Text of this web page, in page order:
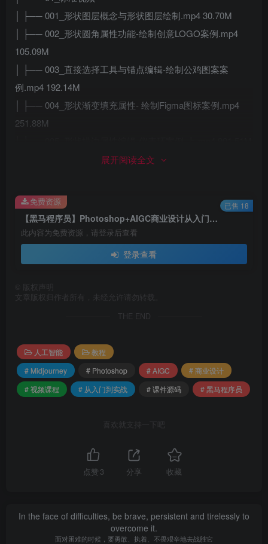
│ ├── 001_形状图层概念与形状图层绘制.mp4 30.70M
│ ├── 002_形状圆角属性功能-绘制创意LOGO案例.mp4
105.09M
│ ├── 003_直接选择工具与锚点编辑-绘制公鸡图案案
例.mp4 192.14M
│ ├── 004_形状渐变填充属性- 绘制Figma图标案例.mp4
251.88M
│ ├── 006_PS变换再制功能-仪表环案例-下.mp4 193.73M
│ ├── 008_综合案例-音乐软件界面临摹-上.mp4 506.66M
│ └── 009_综合案例-音乐软件界面临摹-下.mp4 137.47M
├──第04章 展会物料设计+文字与画笔
│ └── 01_标准视频
│ ├── 001_文字工具输入及字体属性修改-字体下载与安
装.mp4 288.66M
│ ├── 002_文字工具-新年快乐文字排版案例.mp4 320.57M
│ ├── 003_路径文字工具-复古餐饮logo案例.mp4 272.27M
220.52M
│ ├── 005_剪切蒙板功能应用-音乐节门票案例.mp4
476.44M
│ ├── 007_画笔工具-吹风产品卖点可视化效果.mp4
│ ├── 008_自定义画笔功能-科技变换线案例.mp4 525.15M
├──第05章 体育赛事海报设计+图像调色与混合模式
│ ├── 01_标准视频
展开阅读全文
【黑马程序员】Photoshop+AIGC商业设计从入门到实战 视频课程+课件源码 免费下载
此内容为免费资源，请登录后查看
登录查看
免费资源 已售 18
版权声明
文章版权归作者所有，未经允许请勿转载。
THE END
人工智能
教程
# Midjourney
# Photoshop # AIGC
# 商业设计
# 视频课程
# 从入门到实战 # 课件源码 # 黑马程序员
喜欢就支持一下吧
点赞 3 分享 收藏
In the face of difficulties, be brave, persistent and tirelessly to
overcome it.
面对困难的时候，要勇敢、执着、不畏艰辛地去战胜它